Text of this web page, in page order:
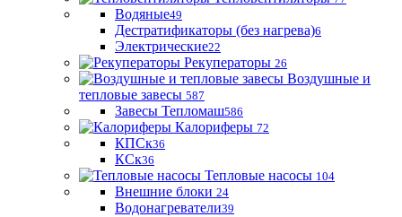
Водяные49
Дестратификаторы (без нагрева)6
Электрические22
Рекуператоры 26
Воздушные и
тепловые завесы 587
Завесы Тепломаш586
Калориферы 72
КПСк36
КСк36
Тепловые насосы 104
Внешние блоки 24
Водонагреватели39